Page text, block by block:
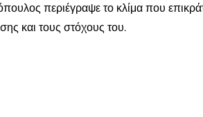
περιέγραψε το κλίμα που
και τους στόχους του.